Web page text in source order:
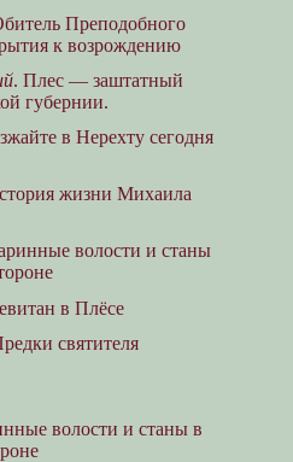
Преподобного
к возрождению
. Плес — заштатный
губернии.
в Нерехту сегодня
жизни Михаила
волости и станы
в Плёсе
святителя
волости и станы в